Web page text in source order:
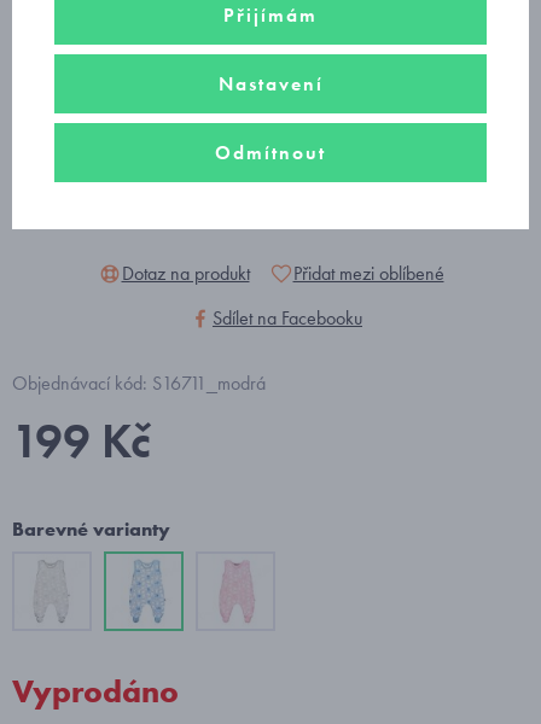
Dotaz na produkt
Přidat mezi oblíbené
Sdílet na Facebooku
Objednávací kód: S16711_modrá
199 Kč
Barevné varianty
Vyprodáno
Přijímám
Nastavení
Odmítnout